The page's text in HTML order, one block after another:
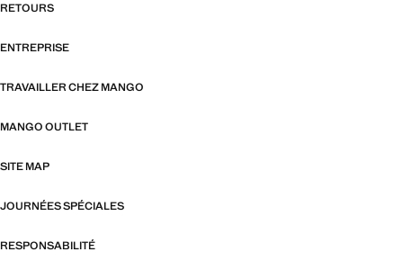
RETOURS
ENTREPRISE
TRAVAILLER CHEZ MANGO
MANGO OUTLET
SITE MAP
JOURNÉES SPÉCIALES
RESPONSABILITÉ